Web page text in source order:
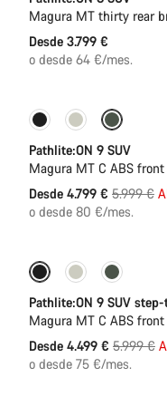
Magura MT thirty rear
Desde 3.799 €
o desde 64 €/mes.
-20%
Pathlite:ON 9 SUV
Magura MT C ABS
Desde 4.799 € Precio
original
5.999 €
o desde 80 €/mes.
-25%
Pathlite:ON 9 SUV
Magura MT C ABS
Desde 4.499 € Precio
original
5.999 €
o desde 75 €/mes.